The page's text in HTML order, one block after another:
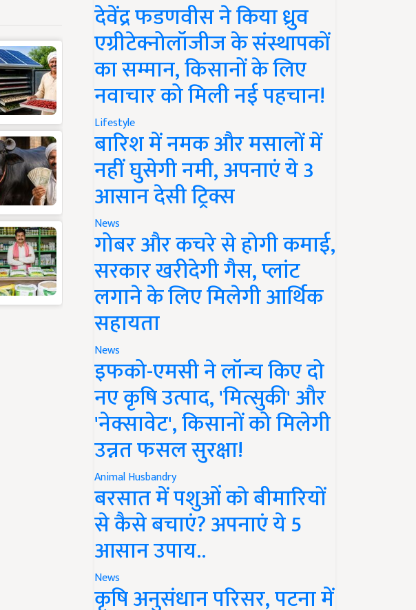
देवेंद्र फडणवीस ने किया ध्रुव
एग्रीटेक्नोलॉजीज के संस्थापकों
का सम्मान, किसानों के लिए
नवाचार को मिली नई पहचान!
Lifestyle
बारिश में नमक और मसालों में
नहीं घुसेगी नमी, अपनाएं ये 3
आसान देसी ट्रिक्स
News
गोबर और कचरे से होगी कमाई,
सरकार खरीदेगी गैस, प्लांट
लगाने के लिए मिलेगी आर्थिक
सहायता
News
इफको-एमसी ने लॉन्च किए दो
नए कृषि उत्पाद, 'मित्सुकी' और
'नेक्सावेट', किसानों को मिलेगी
उन्नत फसल सुरक्षा!
Animal Husbandry
बरसात में पशुओं को बीमारियों
से कैसे बचाएं? अपनाएं ये 5
आसान उपाय..
News
कृषि अनुसंधान परिसर, पटना में